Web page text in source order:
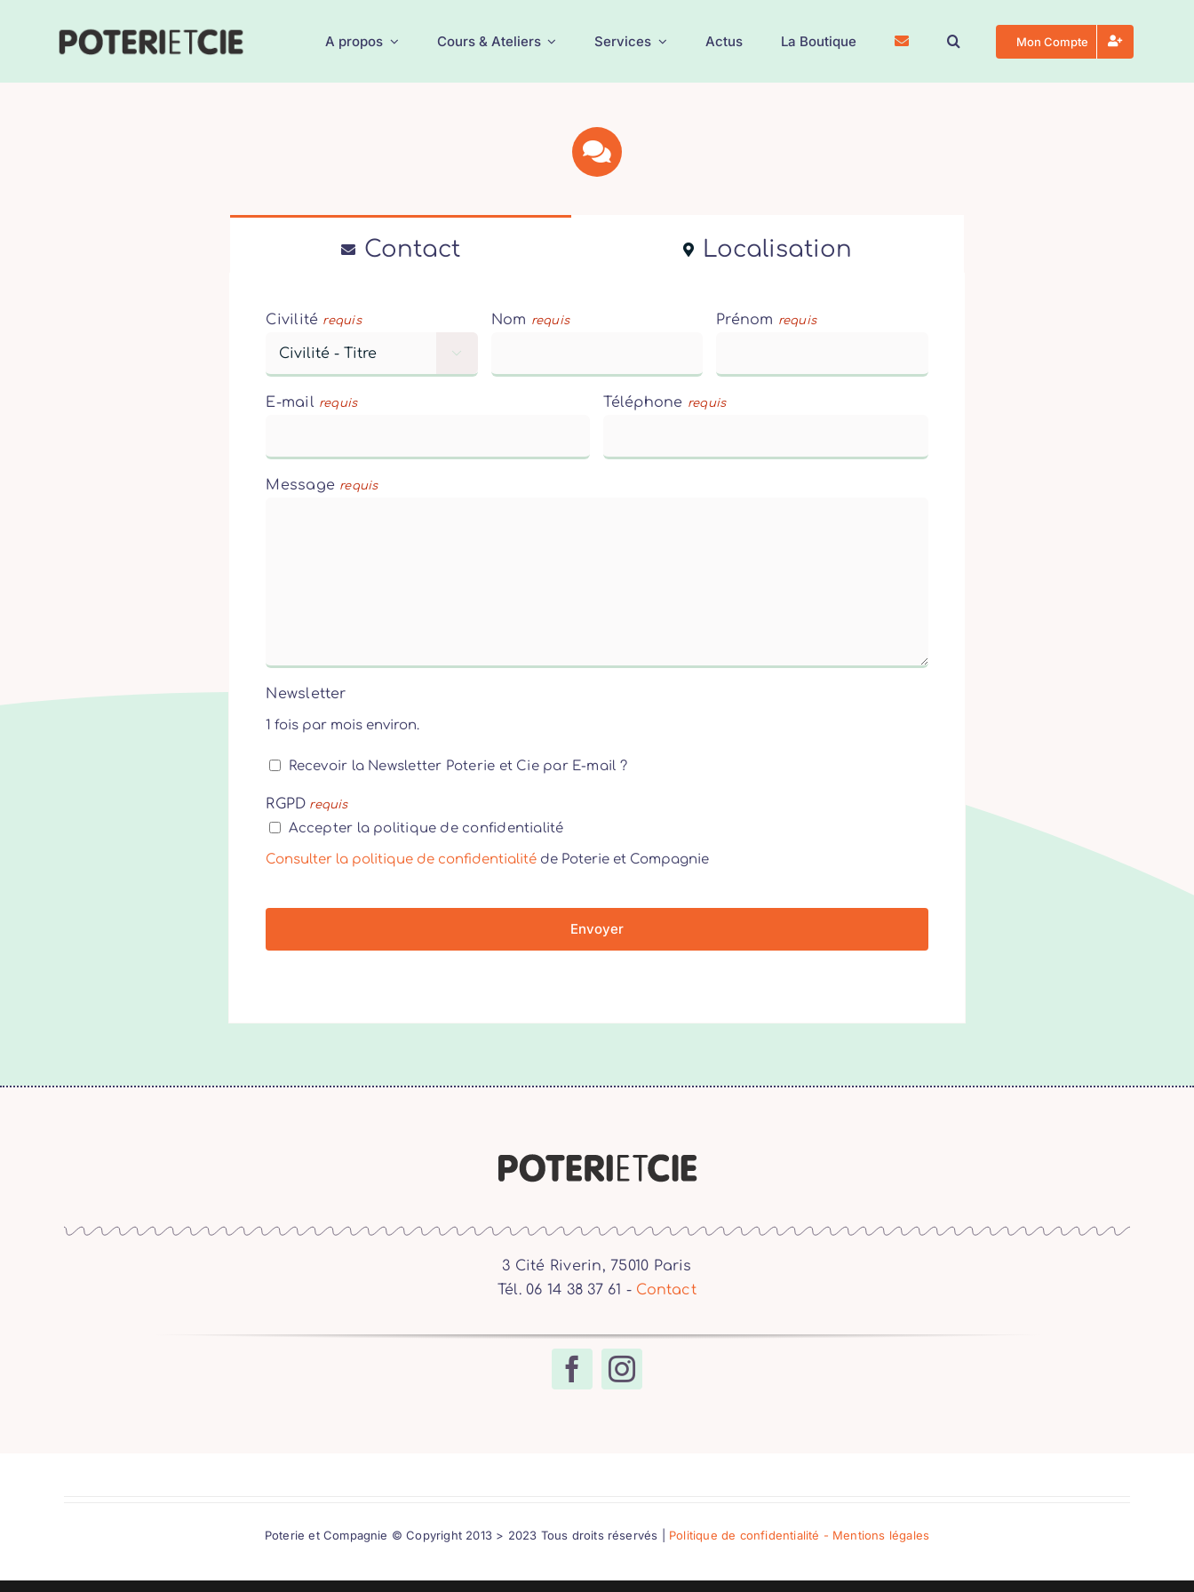
contenu
A propos Cours & Ateliers Services Actus La Boutique Mon Compte
Contact Localisation
Civilité requis

Nom requis Prénom requis
E-mail requis Téléphone requis
Message requis
Newsletter
1 fois par mois environ.
Recevoir la Newsletter Poterie et Cie par E-mail ?
RGPD requis
Accepter la politique de confidentialité
Consulter la politique de confidentialité de Poterie et Compagnie
Envoyer
3 Cité Riverin, 75010 Paris
Tél. 06 14 38 37 61 - Contact
Poterie et Compagnie © Copyright 2013 > 2023 Tous droits réservés | Politique de confidentialité - Mentions légales